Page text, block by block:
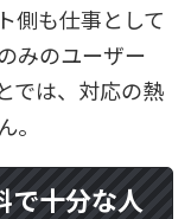
側も仕事として
みのユーザー
では、対応の熱
。
で十分な人